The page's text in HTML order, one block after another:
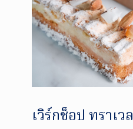
เวิร์กช็อป ทราเ